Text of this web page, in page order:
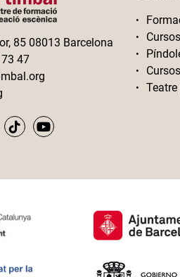
85 08013 Barcelona
47